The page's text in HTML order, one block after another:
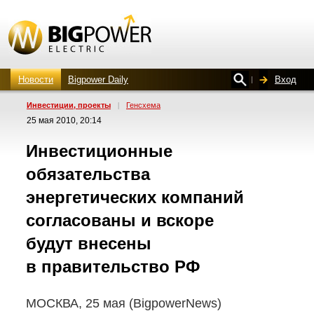
Новости Bigpower Daily Вход
Инвестиции, проекты | Генсхема
25 мая 2010, 20:14
Инвестиционные
обязательства
энергетических компаний
согласованы и вскоре
будут внесены
в правительство РФ
МОСКВА, 25 мая (BigpowerNews)